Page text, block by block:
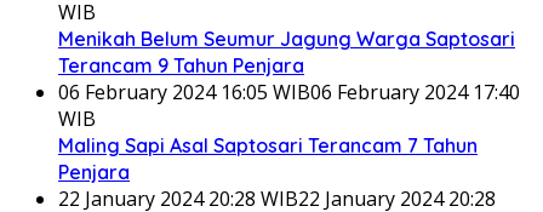
WIB
Menikah Belum Seumur Jagung Warga Saptosari
Terancam 9 Tahun Penjara
06 February 2024 16:05 WIB06 February 2024 17:40
WIB
Maling Sapi Asal Saptosari Terancam 7 Tahun
Penjara
22 January 2024 20:28 WIB22 January 2024 20:28